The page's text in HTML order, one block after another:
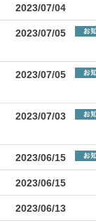
2023/07/04
2023/07/05
2023/07/05
2023/07/03
2023/06/15
2023/06/15
2023/06/13